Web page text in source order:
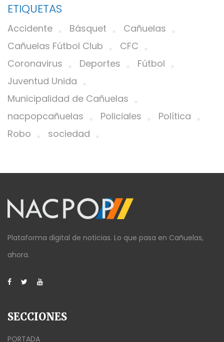
ETIQUETAS
Accidente Básquet
Cañuelas
Cañuelas Fútbol Club
CFC
Coronavirus
Deportes
Fútbol
Juventud Unida
Municipalidad de Cañuelas
nacpopcañuelas
Policiales
Política
Robo
sociedad
Plataforma digital de noticias. Lo que pasa en Cañuelas,
ahora.
SECCIONES
PORTADA